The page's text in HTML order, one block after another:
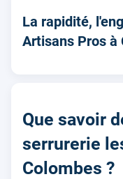
La rapidité,
Artisans Pros à
Que savoir
serrurerie
Colombes ?